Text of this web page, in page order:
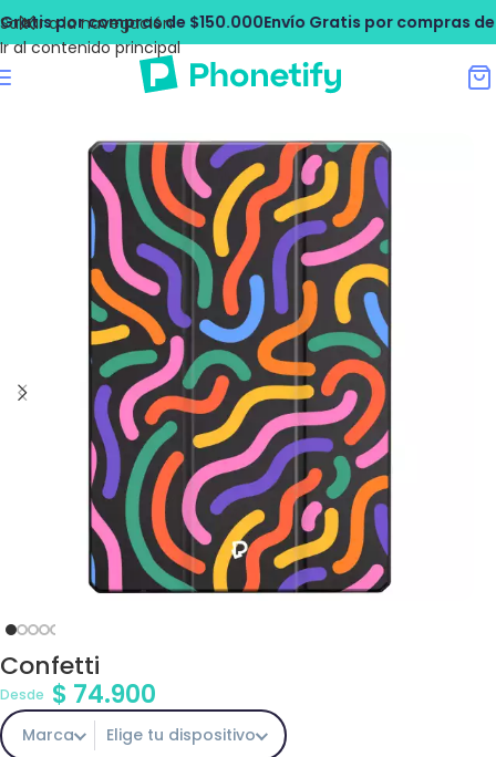
Saltar a la navegación
Ir al contenido principal
por compras de $150.000Envío Gratis por compras de
Confetti
Desde $ 74.900
Marca Elige tu dispositivo